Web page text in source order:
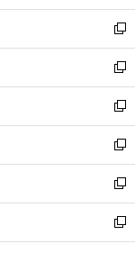
開
く
ウ
で
開
く
ン
ド
ウ
で
開
く
新
し
い
ウ
ィ
ン
ド
ウ
で
開
く
新
し
い
ウ
ィ
ン
ド
ウ
で
開
新
し
い
ウ
ィ
ン
ド
ウ
新
し
い
ウ
ィ
ン
新
し
い
ウ
新
し